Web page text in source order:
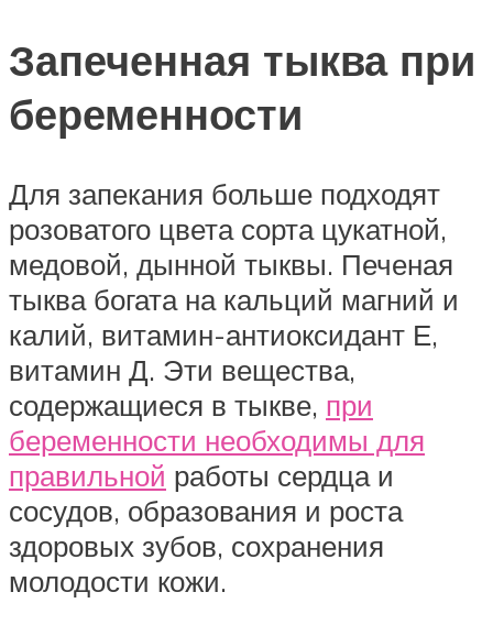
Запеченная тыква при
беременности
Для запекания больше подходят
розоватого цвета сорта цукатной,
медовой, дынной тыквы. Печеная
тыква богата на кальций магний и
калий, витамин-антиоксидант Е,
витамин Д. Эти вещества,
содержащиеся в тыкве, при
беременности необходимы для
правильной работы сердца и
сосудов, образования и роста
здоровых зубов, сохранения
молодости кожи.